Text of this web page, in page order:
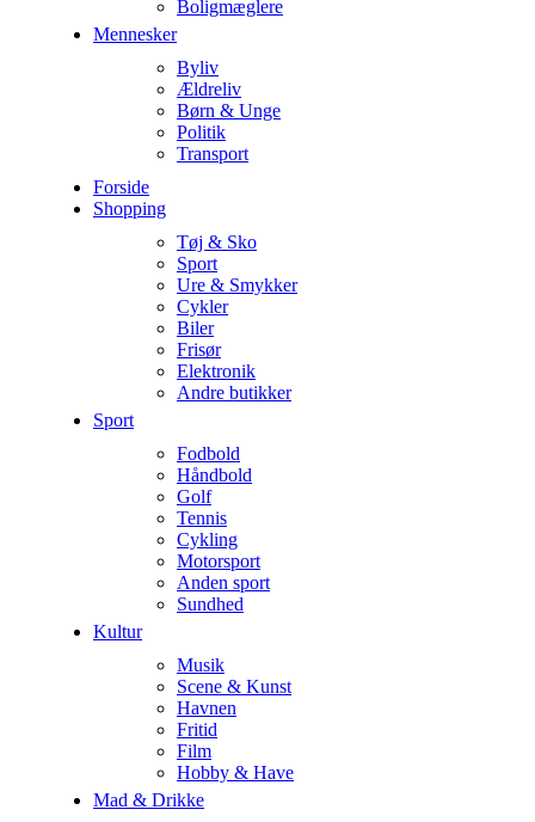
Boligmæglere
Mennesker
Byliv
Ældreliv
Børn & Unge
Politik
Transport
Forside
Shopping
Tøj & Sko
Sport
Ure & Smykker
Cykler
Biler
Frisør
Elektronik
Andre butikker
Sport
Fodbold
Håndbold
Golf
Tennis
Cykling
Motorsport
Anden sport
Sundhed
Kultur
Musik
Scene & Kunst
Havnen
Fritid
Film
Hobby & Have
Mad & Drikke